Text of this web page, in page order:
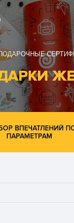
ВПЕЧАТЛЕНИЙ
ПАРАМЕТРАМ